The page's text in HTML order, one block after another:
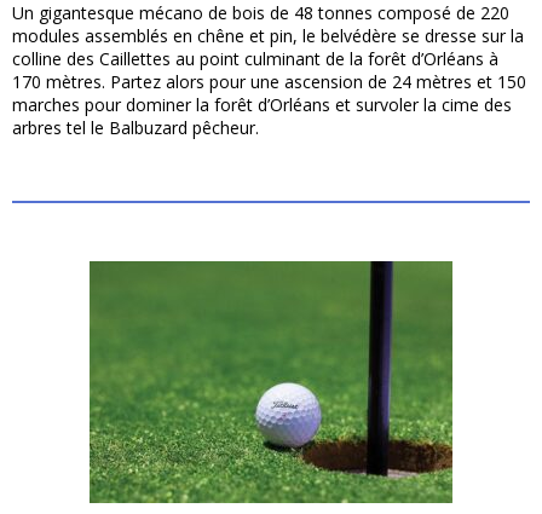
Un gigantesque mécano de bois de 48 tonnes composé de 220
modules assemblés en chêne et pin, le belvédère se dresse sur la
colline des Caillettes au point culminant de la forêt d’Orléans à
170 mètres. Partez alors pour une ascension de 24 mètres et 150
marches pour dominer la forêt d’Orléans et survoler la cime des
arbres tel le Balbuzard pêcheur.